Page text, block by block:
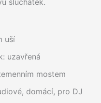
uší
uzavřená
mostem
domácí, pro DJ